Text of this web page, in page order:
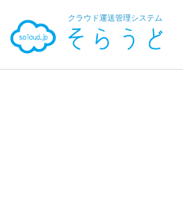
クラウド運送管理システム